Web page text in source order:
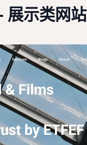
展示类网站